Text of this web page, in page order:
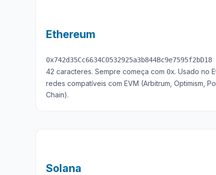
Ethereum
0x742d35Cc6634C0532925a3b844Bc9e7595f2bD18
42 caracteres. Sempre começa com 0x. Usado no
redes compatíveis com EVM (Arbitrum, Optimism,
Chain).
Solana